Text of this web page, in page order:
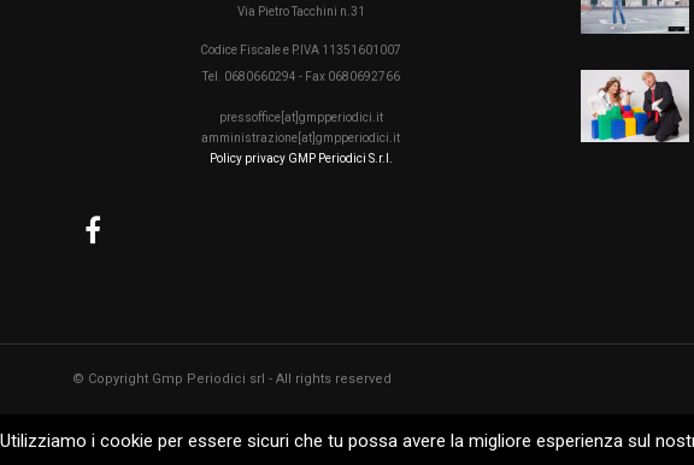
Via Pietro Tacchini n.31
Codice Fiscale e P.IVA 11351601007
Tel. 0680660294 - Fax 0680692766
pressoffice[at]gmpperiodici.it
amministrazione[at]gmpperiodici.it
Policy privacy GMP Periodici S.r.l.
© Copyright Gmp Periodici srl - All rights reserved
Utilizziamo i cookie per essere sicuri che tu possa avere la migliore esperienza sul